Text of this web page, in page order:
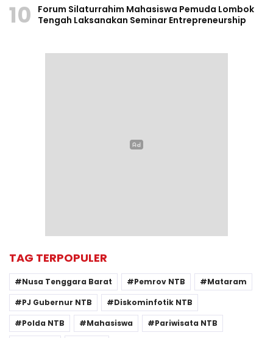
10
Forum Silaturrahim Mahasiswa Pemuda Lombok
Tengah Laksanakan Seminar Entrepreneurship
TAG TERPOPULER
Nusa Tenggara Barat Pemrov NTB
Mataram
PJ Gubernur NTB
Diskominfotik NTB
Polda NTB
Mahasiswa
Pariwisata NTB